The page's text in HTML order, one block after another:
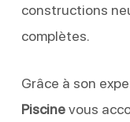
constructions
complètes.
Grâce à son
Piscinevous